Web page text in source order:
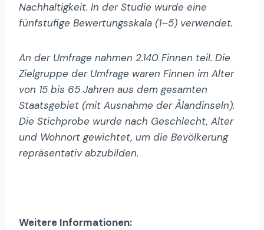
Nachhaltigkeit. In der Studie wurde eine
fünfstufige Bewertungsskala (1–5) verwendet.
An der Umfrage nahmen 2.140 Finnen teil. Die
Zielgruppe der Umfrage waren Finnen im Alter
von 15 bis 65 Jahren aus dem gesamten
Staatsgebiet (mit Ausnahme der Ålandinseln).
Die Stichprobe wurde nach Geschlecht, Alter
und Wohnort gewichtet, um die Bevölkerung
repräsentativ abzubilden.
Weitere Informationen: